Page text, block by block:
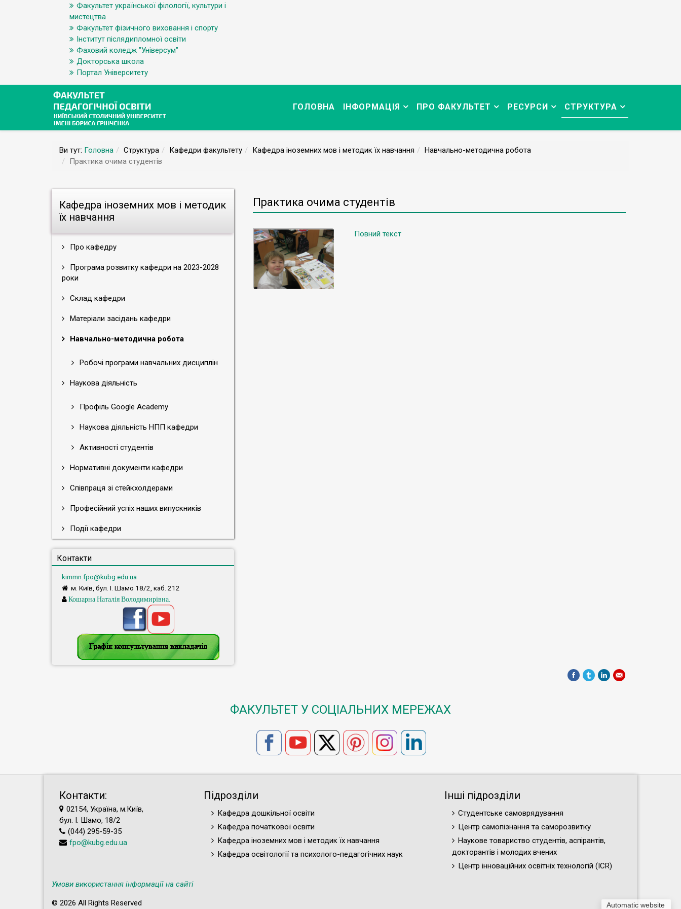
Факультет української філології, культури і
мистецтва
Факультет фізичного виховання і спорту
Інститут післядипломної освіти
Фаховий коледж "Універсум"
Докторська школа
Портал Університету
ГОЛОВНА ІНФОРМАЦІЯ ПРО ФАКУЛЬТЕТ РЕСУРСИ СТРУКТУРА
Ви тут: Головна Структура Кафедри факультету Кафедра іноземних мов і методик їх навчання
Навчально-методична робота
Практика очима студентів
Кафедра іноземних мов і методик
їх навчання
Про кафедру
Програма розвитку кафедри на 2023-2028
роки
Склад кафедри
Матеріали засідань кафедри
Навчально-методична робота
Робочі програми навчальних дисциплін
Наукова діяльність
Профіль Google Academy
Наукова діяльність НПП кафедри
Активності студентів
Нормативні документи кафедри
Співпраця зі стейкхолдерами
Професійний успіх наших випускників
Події кафедри
Контакти
kimmn.fpo@kubg.edu.ua
м. Київ, бул. І. Шамо 18/2, каб. 212
Кошарна Наталія Володимирівна.
Практика очима студентів
Повний текст
Automatic website
ФАКУЛЬТЕТ У СОЦІАЛЬНИХ МЕРЕЖАХ
Контакти:
02154, Україна, м.Київ,
бул. І. Шамо, 18/2
(044) 295-59-35
fpo@kubg.edu.ua
Підрозділи
Кафедра дошкільної освіти
Кафедра початкової освіти
Кафедра іноземних мов і методик їх навчання
Кафедра освітології та психолого-педагогічних наук
Інші підрозділи
Студентське самоврядування
Центр самопізнання та саморозвитку
Наукове товариство студентів, аспірантів,
докторантів і молодих вчених
Центр інноваційних освітніх технологій (ICR)
Умови використання інформації на сайті
© 2026 All Rights Reserved